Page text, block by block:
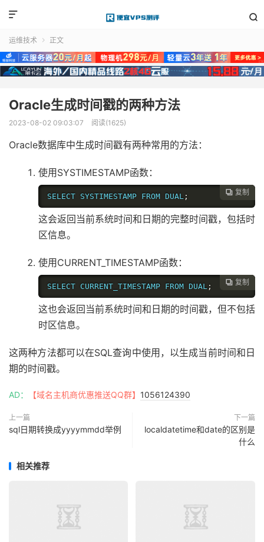


运维技术  正文
Oracle生成时间戳的两种方法
2023-08-02 09:03:07 阅读(1625)
Oracle数据库中生成时间戳有两种常用的方法：
使用SYSTIMESTAMP函数：
 复制
SELECT SYSTIMESTAMP FROM DUAL ;
这会返回当前系统时间和日期的完整时间戳，包括时
区信息。
使用CURRENT_TIMESTAMP函数：
 复制
SELECT CURRENT_TIMESTAMP FROM DUAL ;
这也会返回当前系统时间和日期的时间戳，但不包括
时区信息。
这两种方法都可以在SQL查询中使用，以生成当前时间和日
期的时间戳。
AD： 【域名主机商优惠推送QQ群】 1056124390
上一篇
sql日期转换成yyyymmdd举例
下一篇
localdatetime和date的区别是
什么
相关推荐